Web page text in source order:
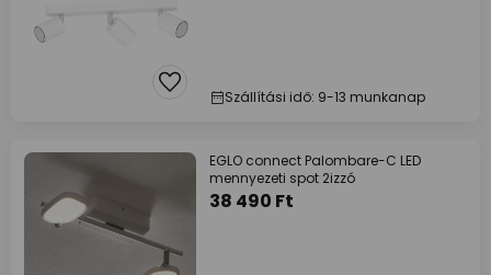
Szállítási idő: 9-13 munkanap
EGLO connect Palombare-C LED
mennyezeti spot 2izzó
38 490 Ft